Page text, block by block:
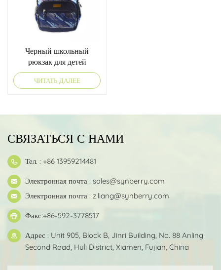
Черный школьный
рюкзак для детей
ЧИТАТЬ ДАЛЕЕ
СВЯЗАТЬСЯ С НАМИ
Тел. : +86 13959214481
Электронная почта : sales@synberry.com
Электронная почта : z.liang@synberry.com
Факс:+86-592-3778517
Адрес : Unit 905, Block B, Jinri Building, No. 88 Anling
Second Road, Huli District, Xiamen, Fujian, China